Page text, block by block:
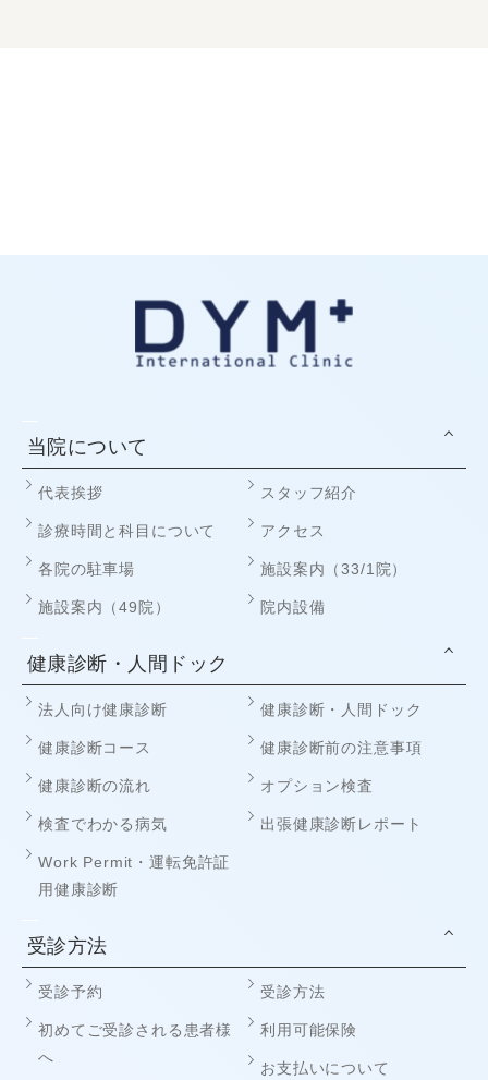
当院について
代表挨拶 スタッフ紹介
診療時間と科目について アクセス
各院の駐車場 施設案内（33/1院）
施設案内（49院） 院内設備
健康診断・人間ドック
法人向け健康診断 健康診断・人間ドック
健康診断コース 健康診断前の注意事項
健康診断の流れ オプション検査
検査でわかる病気 出張健康診断レポート
Work Permit・運転免許証
用健康診断
受診方法
受診予約 受診方法
初めてご受診される患者様
へ
利用可能保険
お支払いについて